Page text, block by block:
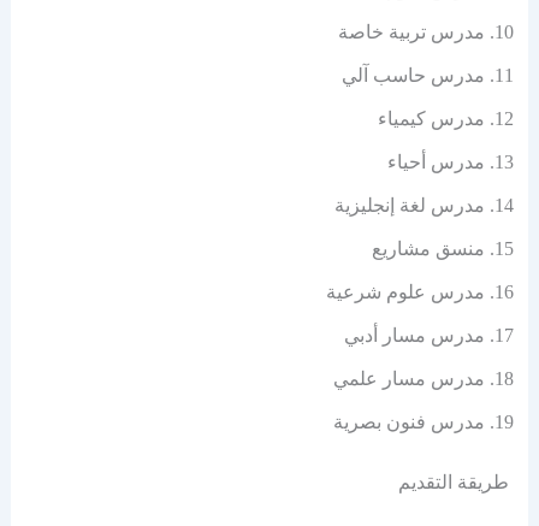
مدرس تربية خاصة
مدرس حاسب آلي
مدرس كيمياء
مدرس أحياء
مدرس لغة إنجليزية
منسق مشاريع
مدرس علوم شرعية
مدرس مسار أدبي
مدرس مسار علمي
مدرس فنون بصرية
طريقة التقديم